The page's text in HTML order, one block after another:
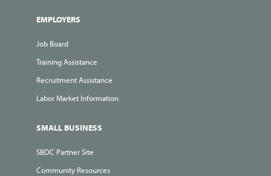
EMPLOYERS
Job Board
Training Assistance
Recruitment Assistance
Labor Market Information
SMALL BUSINESS
SBDC Partner Site
Community Resources